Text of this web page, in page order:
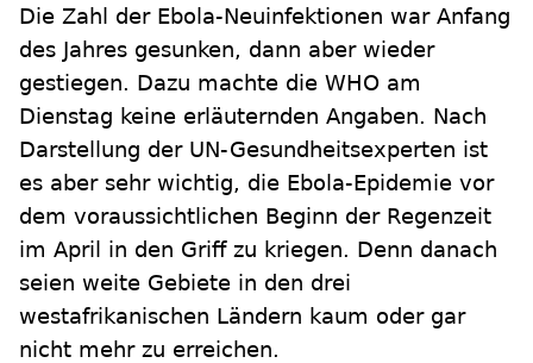
Die Zahl der Ebola-Neuinfektionen war Anfang
des Jahres gesunken, dann aber wieder
gestiegen. Dazu machte die WHO am
Dienstag keine erläuternden Angaben. Nach
Darstellung der UN-Gesundheitsexperten ist
es aber sehr wichtig, die Ebola-Epidemie vor
dem voraussichtlichen Beginn der Regenzeit
im April in den Griff zu kriegen. Denn danach
seien weite Gebiete in den drei
westafrikanischen Ländern kaum oder gar
nicht mehr zu erreichen.